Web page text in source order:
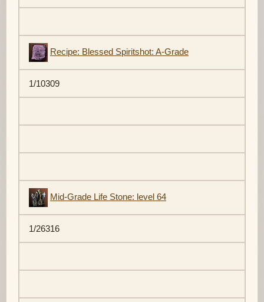
Recipe: Blessed Spiritshot: A-Grade
1/10309
Mid-Grade Life Stone: level 64
1/26316